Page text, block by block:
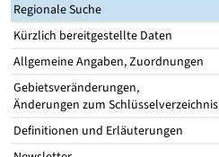
Regionale Suche
Kürzlich bereitgestellte Daten
Allgemeine Angaben, Zuordnungen
Gebietsveränderungen,
Änderungen zum Schlüsselverzeichnis
Definitionen und Erläuterungen